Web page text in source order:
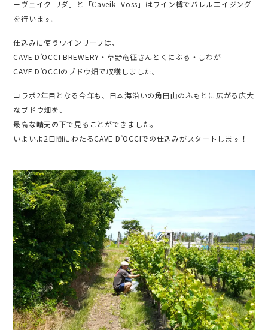
ーヴェイク リダ」と「Caveik -Voss」はワイン樽でバレルエイジング
を行います。
仕込みに使うワインリーフは、
CAVE D’OCCI BREWERY・草野竜征さんとくにぶる・しわが
CAVE D’OCCIのブドウ畑で収穫しました。
コラボ2年目となる今年も、日本海沿いの角田山のふもとに広がる広大
なブドウ畑を、
最高な晴天の下で見ることができました。
いよいよ2日間にわたるCAVE D’OCCIでの仕込みがスタートします！